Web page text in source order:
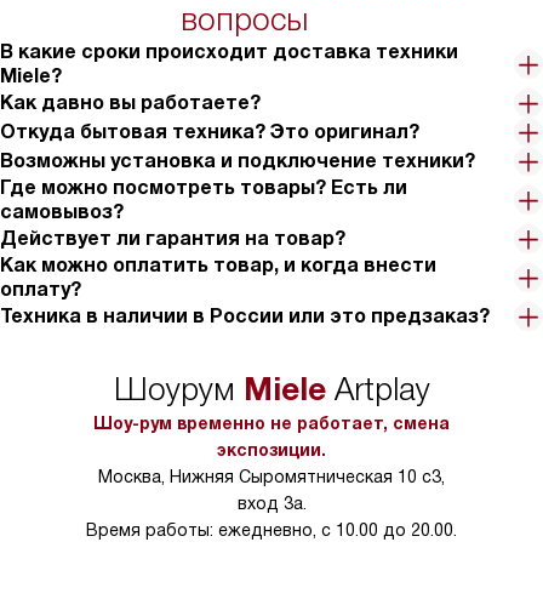
вопросы
В какие сроки происходит доставка техники
Miele?
Как давно вы работаете?
Откуда бытовая техника? Это оригинал?
Возможны установка и подключение техники?
Где можно посмотреть товары? Есть ли
самовывоз?
Действует ли гарантия на товар?
Как можно оплатить товар, и когда внести
оплату?
Техника в наличии в России или это предзаказ?
Шоурум MieleArtplay
Шоу-рум временно не работает, смена
экспозиции.
Москва, Нижняя Сыромятническая 10 с3,
вход 3а.
Время работы: ежедневно, с 10.00 до 20.00.